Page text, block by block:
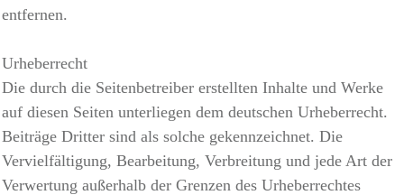
entfernen.
Urheberrecht
Die durch die Seitenbetreiber erstellten Inhalte und Werke
auf diesen Seiten unterliegen dem deutschen Urheberrecht.
Beiträge Dritter sind als solche gekennzeichnet. Die
Vervielfältigung, Bearbeitung, Verbreitung und jede Art der
Verwertung außerhalb der Grenzen des Urheberrechtes